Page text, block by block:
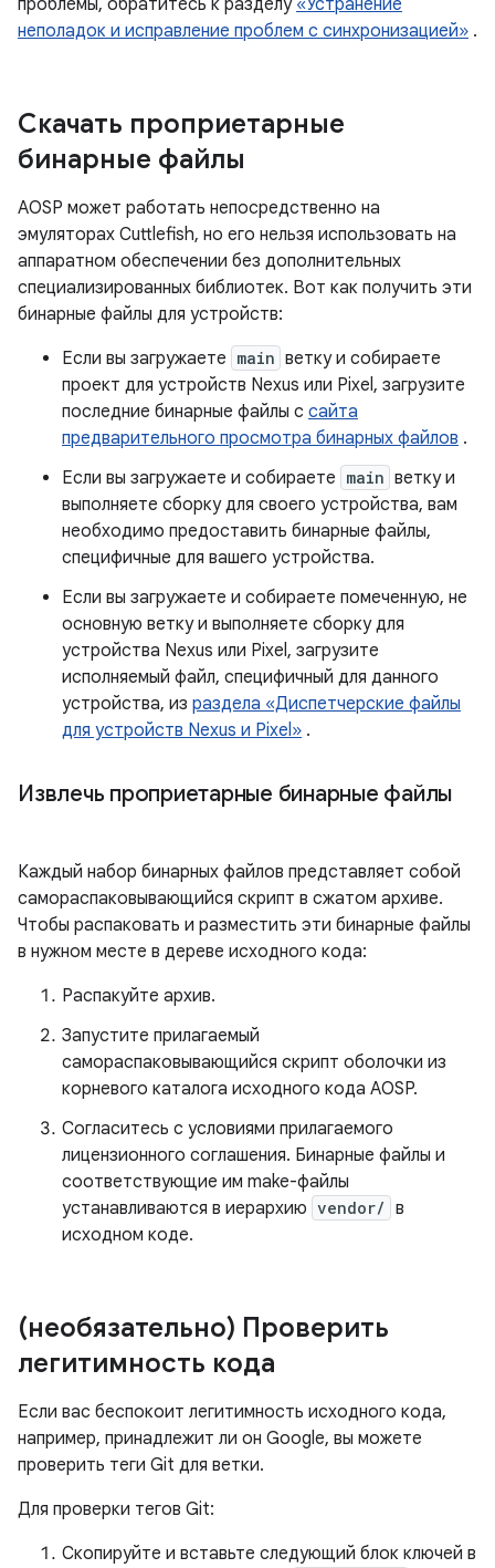
проблемы, обратитесь к разделу «Устранение
неполадок и исправление проблем с синхронизацией» .
Скачать проприетарные
бинарные файлы
AOSP может работать непосредственно на
эмуляторах Cuttlefish, но его нельзя использовать на
аппаратном обеспечении без дополнительных
специализированных библиотек. Вот как получить эти
бинарные файлы для устройств:
Если вы загружаете main ветку и собираете
проект для устройств Nexus или Pixel, загрузите
последние бинарные файлы с сайта
предварительного просмотра бинарных файлов .
Если вы загружаете и собираете main ветку и
выполняете сборку для своего устройства, вам
необходимо предоставить бинарные файлы,
специфичные для вашего устройства.
Если вы загружаете и собираете помеченную, не
основную ветку и выполняете сборку для
устройства Nexus или Pixel, загрузите
исполняемый файл, специфичный для данного
устройства, из раздела «Диспетчерские файлы
для устройств Nexus и Pixel» .
Извлечь проприетарные бинарные файлы
Каждый набор бинарных файлов представляет собой
самораспаковывающийся скрипт в сжатом архиве.
Чтобы распаковать и разместить эти бинарные файлы
в нужном месте в дереве исходного кода:
Распакуйте архив.
Запустите прилагаемый
самораспаковывающийся скрипт оболочки из
корневого каталога исходного кода AOSP.
Согласитесь с условиями прилагаемого
лицензионного соглашения. Бинарные файлы и
соответствующие им make-файлы
устанавливаются в иерархию vendor/ в
исходном коде.
(необязательно) Проверить
легитимность кода
Если вас беспокоит легитимность исходного кода,
например, принадлежит ли он Google, вы можете
проверить теги Git для ветки.
Для проверки тегов Git:
Скопируйте и вставьте следующий блок ключей в